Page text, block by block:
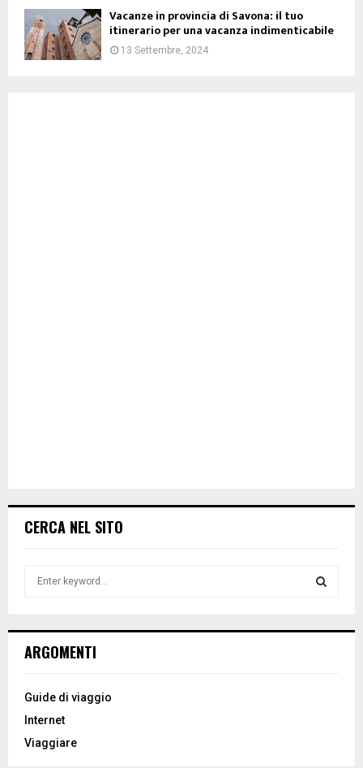
Vacanze in provincia di Savona: il tuo
itinerario per una vacanza indimenticabile
13 Settembre, 2024
CERCA NEL SITO
h
o
:
ARGOMENTI
Guide di viaggio
Internet
Viaggiare